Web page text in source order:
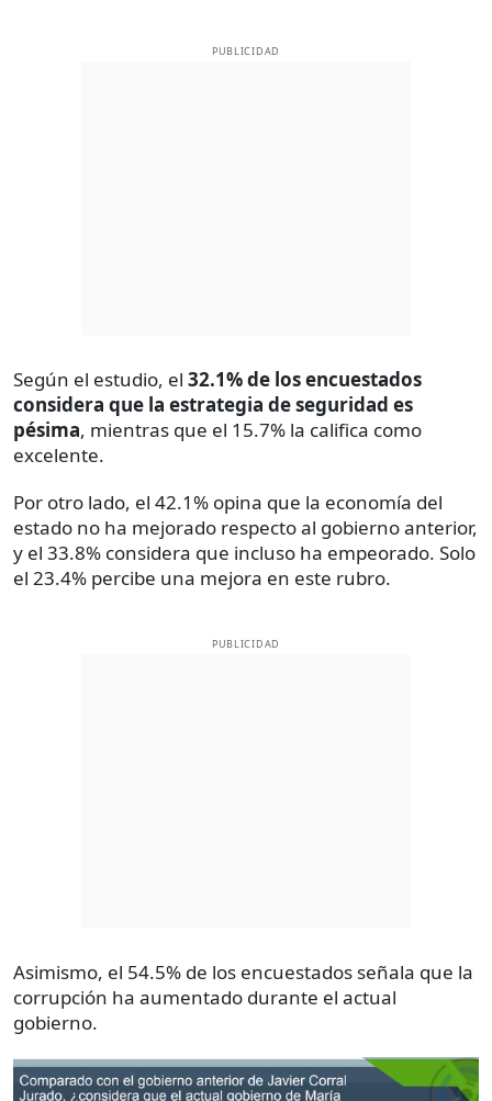
PUBLICIDAD
Según el estudio, el 32.1% de los encuestados
considera que la estrategia de seguridad es
pésima, mientras que el 15.7% la califica como
excelente.
Por otro lado, el 42.1% opina que la economía del
estado no ha mejorado respecto al gobierno anterior,
y el 33.8% considera que incluso ha empeorado. Solo
el 23.4% percibe una mejora en este rubro.
PUBLICIDAD
Asimismo, el 54.5% de los encuestados señala que la
corrupción ha aumentado durante el actual
gobierno.